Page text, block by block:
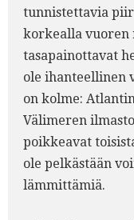
tunnistettavia
korkealla
tasapainottavat
ole ihanteellinen
on kolme:
Välimeren
poikkeavat
ole pelkästään
lämmittämiä.